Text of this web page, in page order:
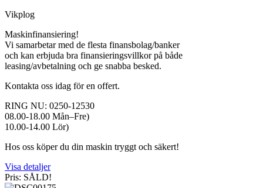
Vikplog
Maskinfinansiering!
Vi samarbetar med de flesta finansbolag/banker
och kan erbjuda bra finansieringsvillkor på både
leasing/avbetalning och ge snabba besked.
Kontakta oss idag för en offert.
RING NU: 0250-12530
08.00-18.00 Mån–Fre)
10.00-14.00 Lör)
Hos oss köper du din maskin tryggt och säkert!
Visa detaljer
Pris: SÅLD!